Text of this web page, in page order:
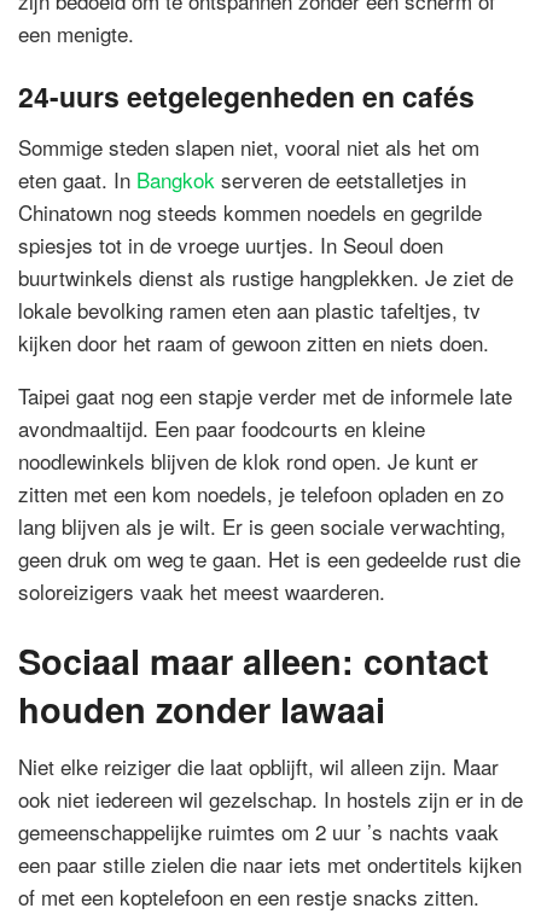
een menigte.
24-uurs eetgelegenheden en cafés
Sommige steden slapen niet, vooral niet als het om
eten gaat. In Bangkok serveren de eetstalletjes in
Chinatown nog steeds kommen noedels en gegrilde
spiesjes tot in de vroege uurtjes. In Seoul doen
buurtwinkels dienst als rustige hangplekken. Je ziet de
lokale bevolking ramen eten aan plastic tafeltjes, tv
kijken door het raam of gewoon zitten en niets doen.
Taipei gaat nog een stapje verder met de informele late
avondmaaltijd. Een paar foodcourts en kleine
noodlewinkels blijven de klok rond open. Je kunt er
zitten met een kom noedels, je telefoon opladen en zo
lang blijven als je wilt. Er is geen sociale verwachting,
geen druk om weg te gaan. Het is een gedeelde rust die
soloreizigers vaak het meest waarderen.
Sociaal maar alleen: contact
houden zonder lawaai
Niet elke reiziger die laat opblijft, wil alleen zijn. Maar
ook niet iedereen wil gezelschap. In hostels zijn er in de
gemeenschappelijke ruimtes om 2 uur ’s nachts vaak
een paar stille zielen die naar iets met ondertitels kijken
of met een koptelefoon en een restje snacks zitten.